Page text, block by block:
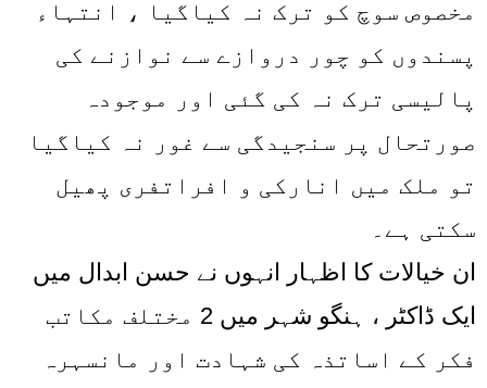
مخصوص سوچ کو ترک نہ کیاگیا ، انتہاء
پسندوں کو چور دروازے سے نوازنے کی
پالیسی ترک نہ کی گئی اور موجودہ
صورتحال پر سنجیدگی سے غور نہ کیاگیا
تو ملک میں انارکی و افراتفری پھیل
سکتی ہے۔
ان خیالات کا اظہار انہوں نے حسن ابدال میں
ایک ڈاکٹر ، ہنگو شہر میں 2 مختلف مکاتب
فکر کے اساتذہ کی شہادت اور مانسہرہ